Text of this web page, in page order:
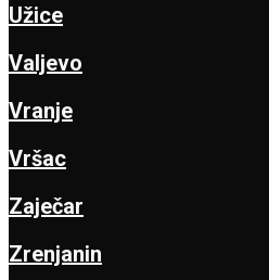
Užice
Valjevo
Vranje
Vršac
Zaječar
Zrenjanin